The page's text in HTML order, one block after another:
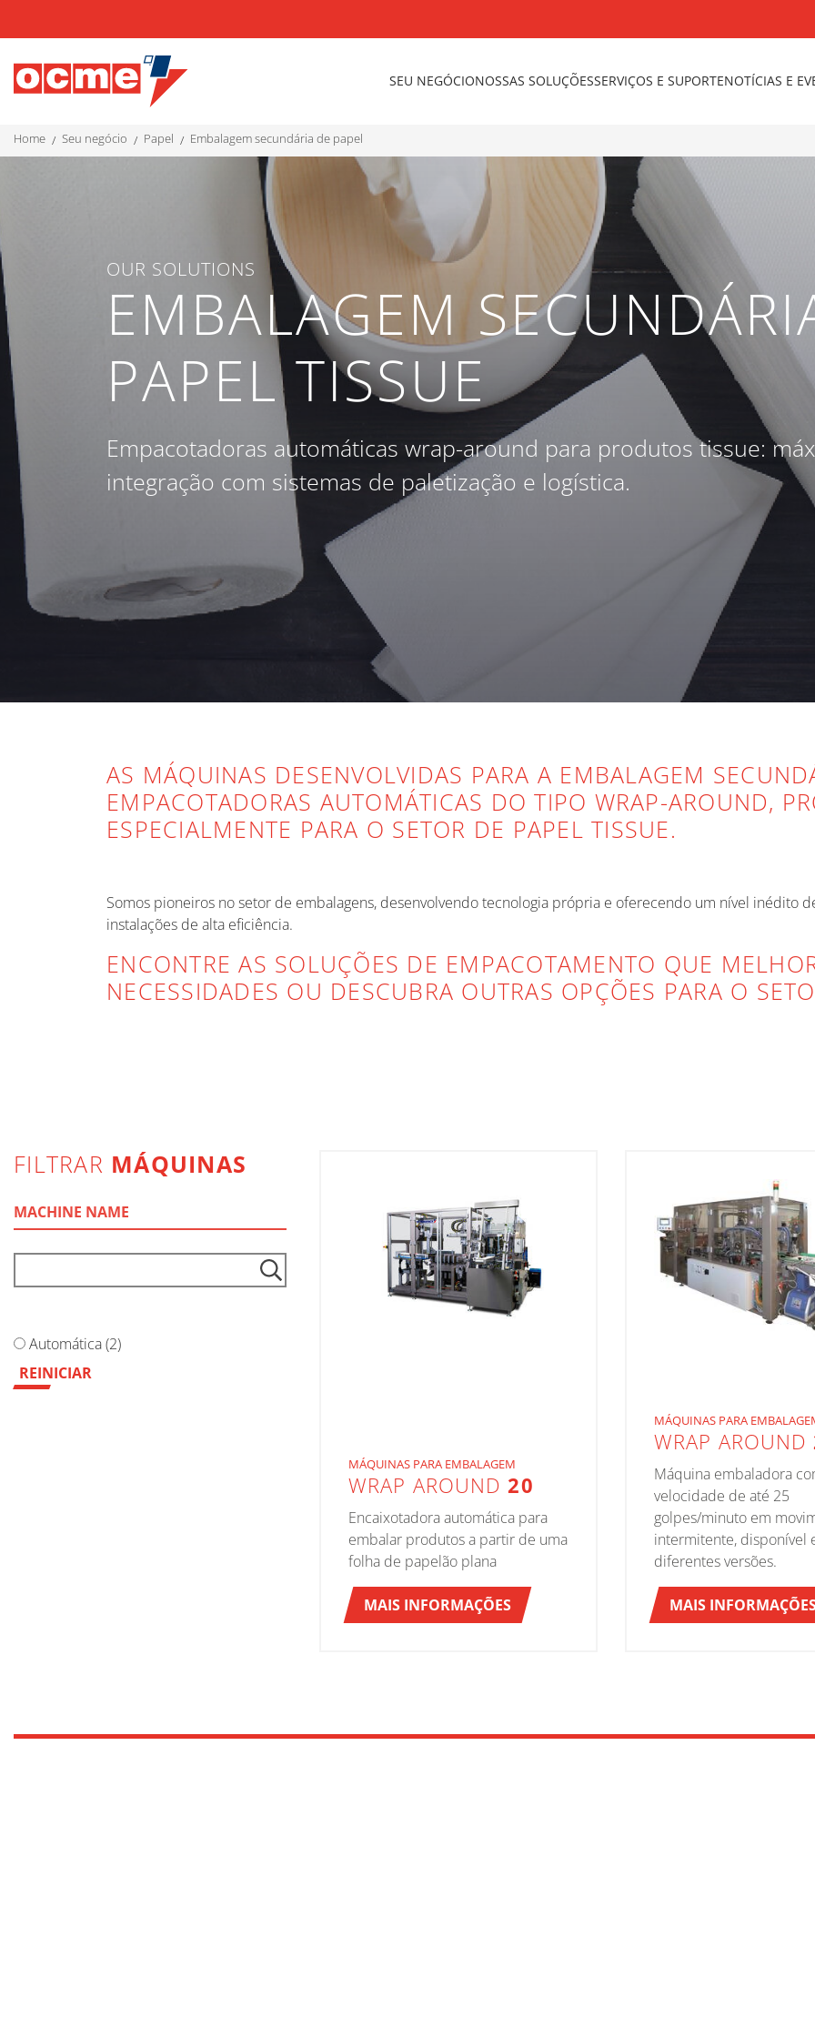
SEU NEGÓCIONOSSAS SOLUÇÕESSERVIÇOS E SUPORTENOTÍCIAS E
home seu negócio papel embalagem secundária de papel
OUR SOLUTIONS
EMBALAGEM
PAPEL TISSUE
Empacotadoras automáticas wrap-around para produtos tissue:
integração com sistemas de paletização e logística.
AS MÁQUINAS DESENVOLVIDAS PARA A EMBALAGEM
EMPACOTADORAS AUTOMÁTICAS DO TIPO WRAP-AROUND,
ESPECIALMENTE PARA O SETOR DE PAPEL TISSUE.
Somos pioneiros no setor de embalagens, desenvolvendo tecnologia própria e oferecendo um nível inédito
instalações de alta eficiência.
ENCONTRE AS SOLUÇÕES DE EMPACOTAMENTO QUE
NECESSIDADES OU DESCUBRA OUTRAS OPÇÕES PARA O
FILTRAR MÁQUINAS
MACHINE NAME
Automática (2)
REINICIAR
MÁQUINAS PARA EMBALAGEM
WRAP AROUND20
Encaixotadora automática para
embalar produtos a partir de uma
folha de papelão plana
MAIS INFORMAÇÕES
MÁQUINAS PARA
WRAP AROUND
Máquina embaladora
velocidade de até 25
golpes/minuto em
intermitente, disponível
diferentes versões.
MAIS